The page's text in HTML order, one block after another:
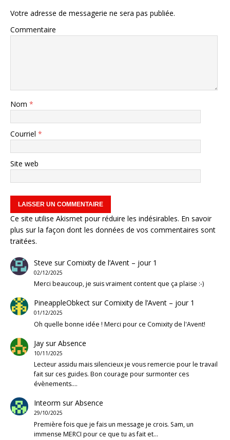
Votre adresse de messagerie ne sera pas publiée.
Commentaire
Nom *
Courriel *
Site web
Ce site utilise Akismet pour réduire les indésirables. En savoir
plus sur la façon dont les données de vos commentaires sont
traitées.
Steve surComixity de l’Avent – jour 1
02/12/2025
Merci beaucoup, je suis vraiment content que ça plaise :-)
PineappleObkectsurComixity de l’Avent – jour 1
01/12/2025
Oh quelle bonne idée ! Merci pour ce Comixity de l'Avent!
JaysurAbsence
10/11/2025
Lecteur assidu mais silencieux je vous remercie pour le travail
fait sur ces guides. Bon courage pour surmonter ces
évènements.…
Inteorm surAbsence
29/10/2025
Première fois que je fais un message je crois. Sam, un
immense MERCI pour ce que tu as fait et…